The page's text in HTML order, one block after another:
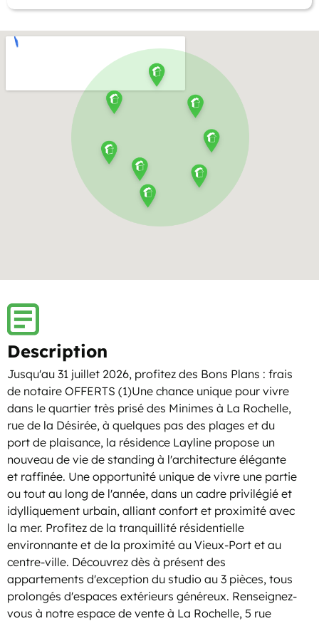
Description
Jusqu'au 31 juillet 2026, profitez des Bons Plans : frais
de notaire OFFERTS (1)Une chance unique pour vivre
dans le quartier très prisé des Minimes à La Rochelle,
rue de la Désirée, à quelques pas des plages et du
port de plaisance, la résidence Layline propose un
nouveau de vie de standing à l'architecture élégante
et raffinée. Une opportunité unique de vivre une partie
ou tout au long de l'année, dans un cadre privilégié et
idylliquement urbain, alliant confort et proximité avec
la mer. Profitez de la tranquillité résidentielle
environnante et de la proximité au Vieux-Port et au
centre-ville. Découvrez dès à présent des
appartements d'exception du studio au 3 pièces, tous
prolongés d'espaces extérieurs généreux. Renseignez-
vous à notre espace de vente à La Rochelle, 5 rue